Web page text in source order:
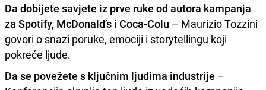
Da dobijete savjete iz prve ruke od autora kampanja
za Spotify, McDonald’s i Coca-Colu – Maurizio Tozzini
govori o snazi poruke, emociji i storytellingu koji
pokreće ljude.
Da se povežete s ključnim ljudima industrije –